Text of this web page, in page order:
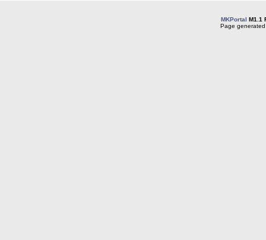
MKPortal M1.1
Page